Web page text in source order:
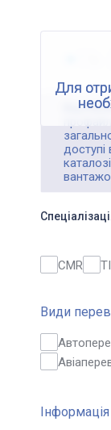
Для
доступі
каталозі
CMR
Види